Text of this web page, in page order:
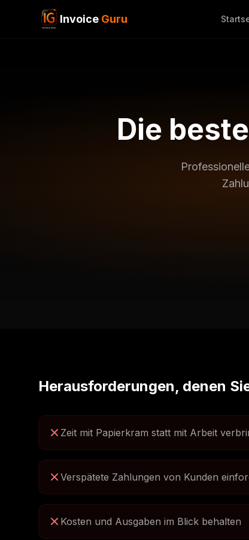
Invoice Guru
Die
Herausforderungen, denen
Zeit mit Papierkram statt mit Arbeit
Verspätete Zahlungen von Kunden
Kosten und Ausgaben im Blick behalten